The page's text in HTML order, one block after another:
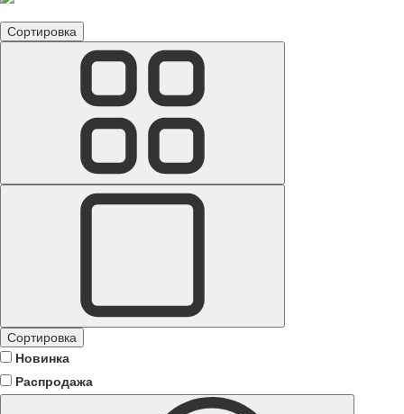
Сортировка
Сортировка
Новинка
Распродажа